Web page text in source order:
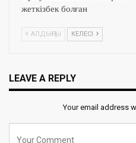
жеткізбек болған
АЛДЫҢҒЫ КЕЛЕСІ
LEAVE A REPLY
Your email address